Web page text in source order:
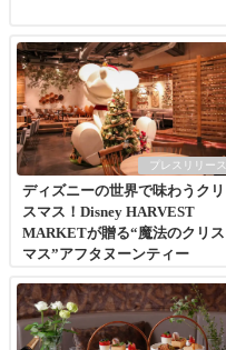
プレスリリース
ディズニーの世界で味わうクリ
スマス！Disney HARVEST
MARKETが贈る“魔法のクリス
マス”アフタヌーンティー